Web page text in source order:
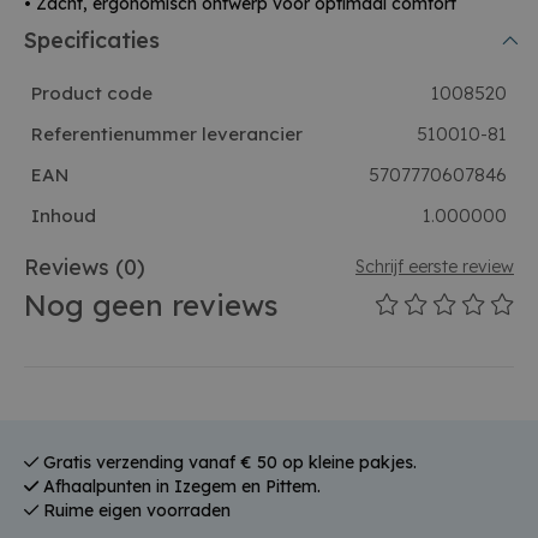
Specificaties
Product code
1008520
Referentienummer leverancier
510010-81
EAN
5707770607846
Inhoud
1.000000
Reviews (0) Schrijf eerste review
Nog geen reviews
Gratis verzending vanaf € 50 op kleine pakjes.
Afhaalpunten in Izegem en Pittem.
Ruime eigen voorraden